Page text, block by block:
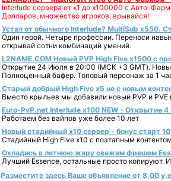
Interlude сервера от х1 до х100000 с Авто-
Долларов, множество игроков, врывайся!
Устал от обычного Interlude? MultiSub x550.
Один герой. Четыре профессии. Переноси
открывай сотни комбинаций умений.
L2NAME.COM Новый PVP High Five x1500 с
Открытие 24 Июля в 20:00 (МСК +3 GMT).
Полноценный бафер. Топовый персонаж за 1
Старый добрый High Five x5 но с новым
Вместо крыльев мы добавили новый PVP и PVE
Euro-PvP.net Interlude х100 NEW - Открытие 4
Работаем без вайпов уже более 10 лет
Новый стадийный х10 сервер - бонус старт
Стадийный High Five x10 с поэтапным
Охладись в летнюю жару свежим фрешем
Лучший Essence, остальные просто копируют.
Разместите здесь Ваше объявление от 8,00